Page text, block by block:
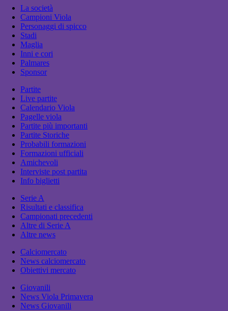
La società
Campioni Viola
Personaggi di spicco
Stadi
Maglia
Inni e cori
Palmares
Sponsor
Partite
Live partite
Calendario Viola
Pagelle viola
Partite più importanti
Partite Storiche
Probabili formazioni
Formazioni ufficiali
Amichevoli
Interviste post partita
Info biglietti
Serie A
Risultati e classifica
Campionati precedenti
Altre di Serie A
Altre news
Calciomercato
News calciomercato
Obiettivi mercato
Giovanili
News Viola Primavera
News Giovanili